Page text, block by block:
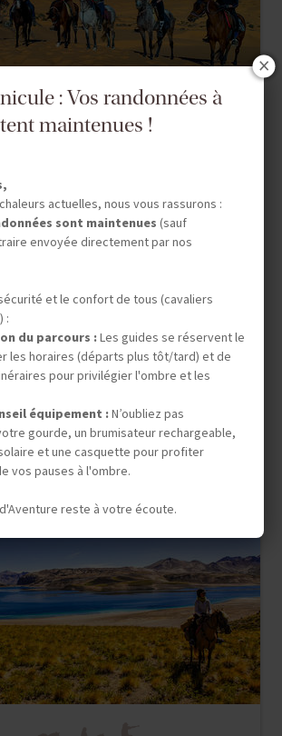
TUNISIE
DES KSOUR
1 240 €
DÉPARTS GARANTIS
14 nov. 2026 26 déc. 2026
: Vos randonnées à
maintenues !
actuelles, nous vous rassurons :
sont maintenues (sauf
envoyée directement par nos
et le confort de tous (cavaliers
:
du parcours :Les guides se réservent le
les horaires (départs plus tôt/tard) et de
pour privilégier l'ombre et les
équipement :N’oubliez pas
gourde, un brumisateur rechargeable,
et une casquette pour profiter
vos pauses à l'ombre.
reste à votre écoute.